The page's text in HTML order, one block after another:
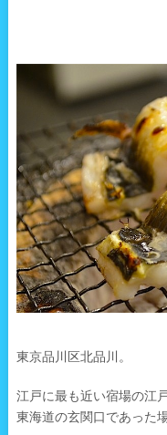
東京品川区北品川。
江戸に最も近い宿場の江
東海道の玄関口であった